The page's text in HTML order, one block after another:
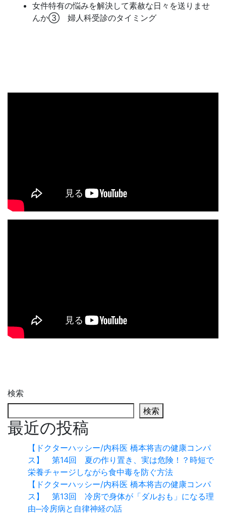
女件特有の悩みを解決して素赦な日々を送りませ
んか③ 婦人科受診のタイミング
検索
検索
最近の投稿
【ドクターハッシー/内科医 橋本将吉の健康コンパ
ス】 第14回 夏の作り置き、実は危険！？時短で
栄養チャージしながら食中毒を防ぐ方法
【ドクターハッシー/内科医 橋本将吉の健康コンパ
ス】 第13回 冷房で身体が「ダルおも」になる理
由─冷房病と自律神経の話